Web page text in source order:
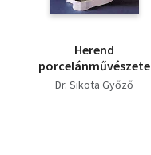
Herend
porcelánművészete
Dr. Sikota Győző